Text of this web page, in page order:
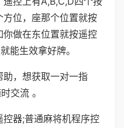
位，座那个位置就按
做在东位置就按遥控
能生效拿好牌。
，想获取一对一指
交流 。
器;普通麻将机程序控